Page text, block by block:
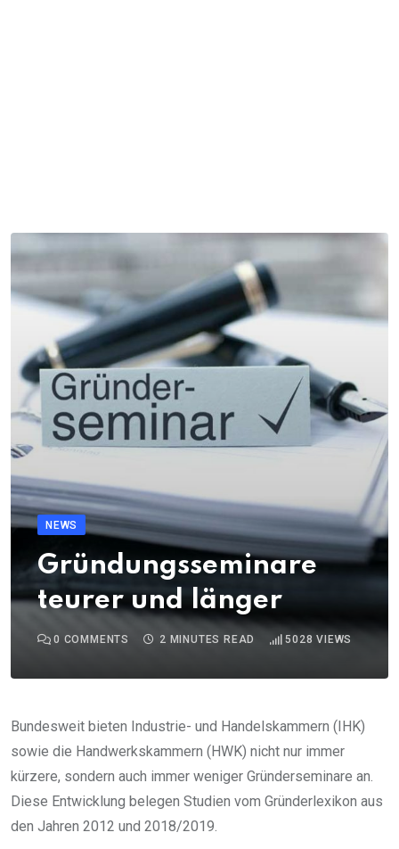
NEWS
Gründungsseminare
teurer und länger
0 COMMENTS 2 MINUTES READ 5028 VIEWS
Bundesweit bieten Industrie- und Handelskammern (IHK)
sowie die Handwerkskammern (HWK) nicht nur immer
kürzere, sondern auch immer weniger Gründerseminare an.
Diese Entwicklung belegen Studien vom Gründerlexikon aus
den Jahren 2012 und 2018/2019.